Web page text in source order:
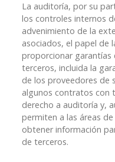
La auditoría, por su
los controles internos
advenimiento de la
asociados, el papel de
proporcionar garantías
terceros, incluida la
de los proveedores de
algunos contratos con
derecho a auditoría y,
permiten a las áreas
obtener información
de terceros.